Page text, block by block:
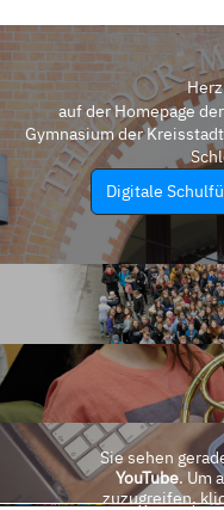
auf der Homepage
Gymnasium der
Digitale
Sie sehen
YouTube. Um
zuzugreifen,